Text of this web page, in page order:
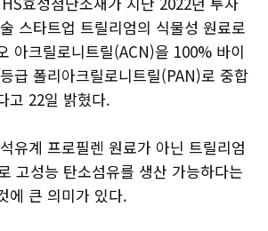
스타트업 트릴리엄의 식물성 원료로
아크릴로니트릴(ACN)을 100% 바이
급 폴리아크릴로니트릴(PAN)로 중합
고 22일 밝혔다.
유계 프로필렌 원료가 아닌 트릴리엄
고성능 탄소섬유를 생산 가능하다는
에 큰 의미가 있다.